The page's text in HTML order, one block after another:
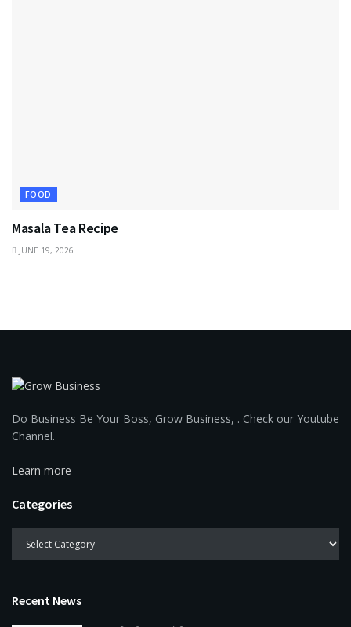
FOOD
Masala Tea Recipe
JUNE 19, 2026
Do Business Be Your Boss, Grow Business, . Check our Youtube
Channel.
Learn more
Categories
Recent News